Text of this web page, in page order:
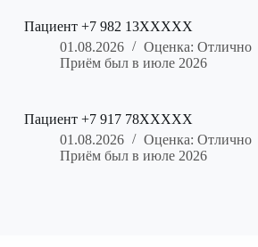
Пациент +7 982 13XXXXX
01.08.2026
Оценка: Отлично
Приём был в июле 2026
Пациент +7 917 78XXXXX
01.08.2026
Оценка: Отлично
Приём был в июле 2026